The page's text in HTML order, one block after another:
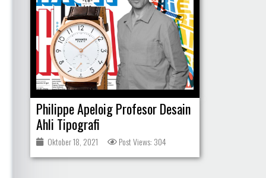
Philippe Apeloig Profesor Desain
Ahli Tipografi
Oktober 18, 2021 Post Views: 304